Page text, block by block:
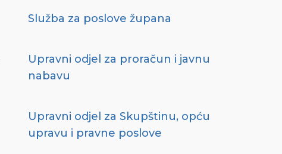
Služba za poslove župana
Upravni odjel za proračun i javnu
nabavu
Upravni odjel za Skupštinu, opću
upravu i pravne poslove